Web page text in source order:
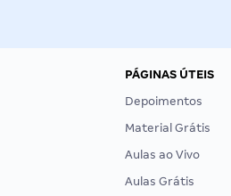
PÁGINAS ÚTEIS
Depoimentos
Material Grátis
Aulas ao Vivo
Aulas Grátis